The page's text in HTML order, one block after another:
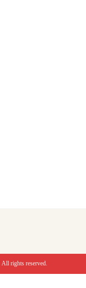
All rights reserved.